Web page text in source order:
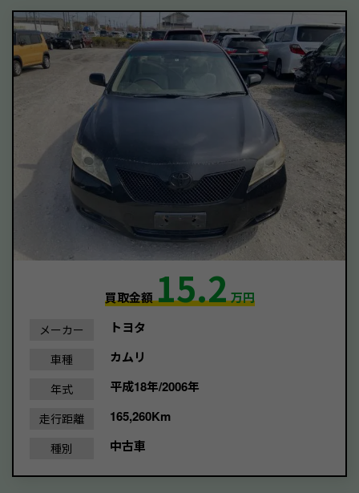
買取金額15.2万円
メーカー トヨタ
車種 カムリ
年式 平成18年/2006年
走行距離 165,260Km
種別 中古車